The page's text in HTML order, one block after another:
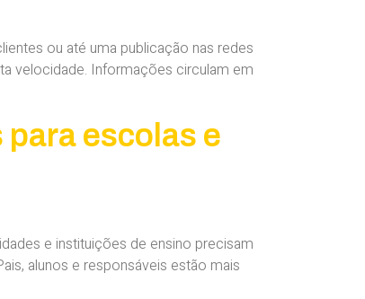
ou até uma publicação nas redes
velocidade. Informações circulam em
escolas e
e instituições de ensino precisam
alunos e responsáveis estão mais